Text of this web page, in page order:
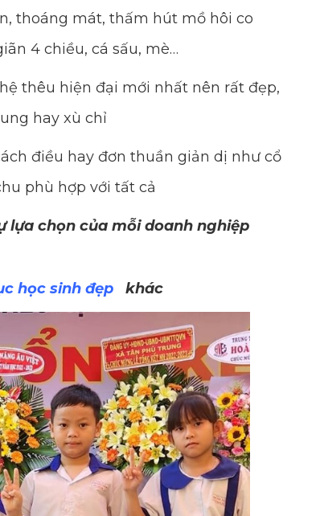
thoáng mát, thấm hút mồ hôi co
4 chiều, cá sấu, mè…
thêu hiện đại mới nhất nên rất đẹp,
hay xù chỉ
điều hay đơn thuần giản dị như cổ
phù hợp với tất cả
lựa chọn của mỗi doanh nghiệp
học sinh đẹp khác